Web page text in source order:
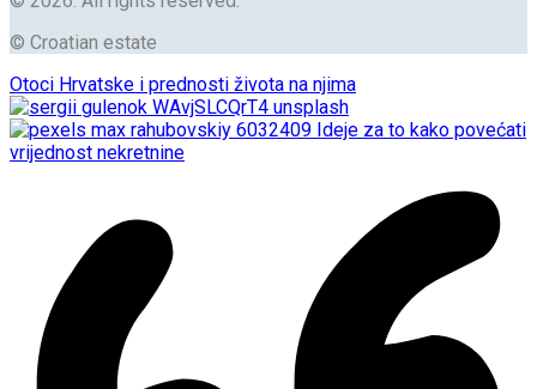
© Croatian estate
Otoci Hrvatske i prednosti života na njima
Ideje za to kako povećati
vrijednost nekretnine